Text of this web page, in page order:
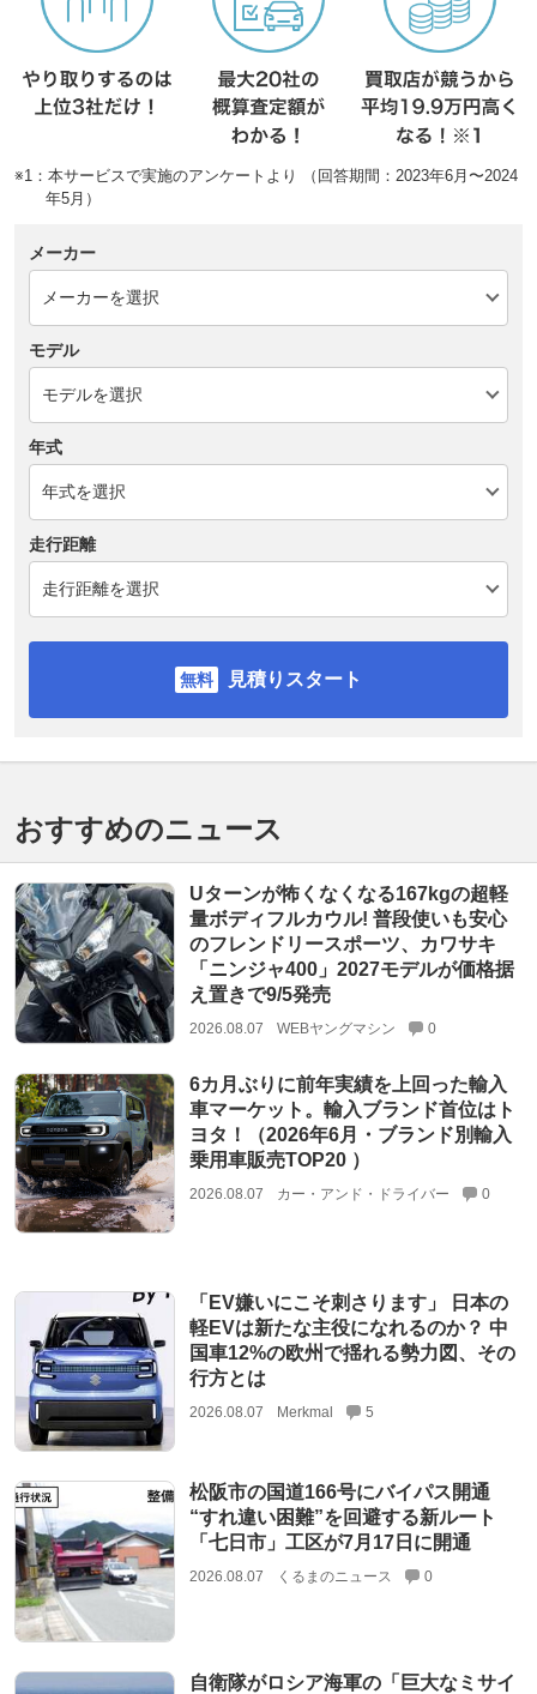
※1：本サービスで実施のアンケートより （回答期間：2023年6月〜2024
年5月）
メーカー
モデル
年式
走行距離
見積りスタート
おすすめのニュース
Uターンが怖くなくなる167kgの超軽
量ボディフルカウル! 普段使いも安心
のフレンドリースポーツ、カワサキ
「ニンジャ400」2027モデルが価格据
え置きで9/5発売
2026.08.07 WEBヤングマシン 0
6カ月ぶりに前年実績を上回った輸入
車マーケット。輸入ブランド首位はト
ヨタ！（2026年6月・ブランド別輸入
乗用車販売TOP20 ）
2026.08.07 カー・アンド・ドライバー 0
「EV嫌いにこそ刺さります」 日本の
軽EVは新たな主役になれるのか？ 中
国車12%の欧州で揺れる勢力図、その
行方とは
2026.08.07 Merkmal 5
松阪市の国道166号にバイパス開通
“すれ違い困難”を回避する新ルート
「七日市」工区が7月17日に開通
2026.08.07 くるまのニュース 0
自衛隊がロシア海軍の「巨大なミサイ